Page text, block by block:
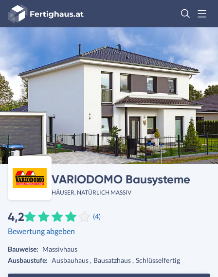
Fertighaus
Logo
VARIODOMO Bausysteme
HÄUSER, NATÜRLICH MASSIV
4,2 (4)
Bewertung abgeben
Bauweise: Massivhaus
Ausbaustufe: Ausbauhaus Bausatzhaus Schlüsselfertig